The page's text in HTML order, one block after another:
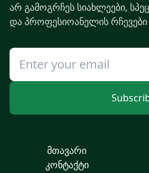
არ გამოგრჩეს სიახლეები,
და პროფესიოანელის რჩევები
მთავარი
კონტაქტი